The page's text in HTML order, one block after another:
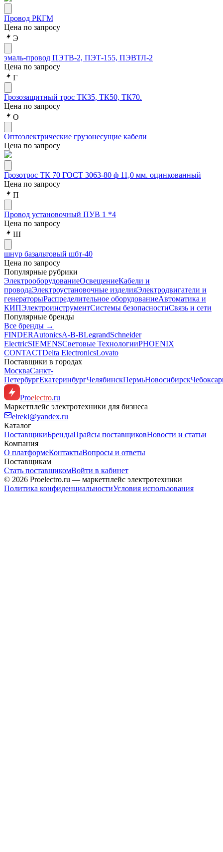
Провод РКГМ
Цена по запросу
Э
эмаль-провод ПЭТВ-2, ПЭТ-155, ПЭВТЛ-2
Цена по запросу
Г
Грозозащитный трос ТК35, ТК50, ТК70.
Цена по запросу
О
Оптоэлектрические грузонесущие кабели
Цена по запросу
Грозотрос ТК 70 ГОСТ 3063-80 ф 11,0 мм. оцинкованный
Цена по запросу
П
Провод установочный ПУВ 1 *4
Цена по запросу
Ш
шнур базальтовый шбт-40
Цена по запросу
Популярные рубрики
ЭлектрооборудованиеОсвещениеКабели и
проводаЭлектроустановочные изделияЭлектродвигатели и
генераторыРаспределительное оборудованиеАвтоматика и
КИПЭлектроинструментСистемы безопасностиСвязь и сети
Популярные бренды
Все бренды →
FINDERAutonicsA-B-BLegrandSchneider
ElectricSIEMENSСветовые ТехнологииPHOENIX
CONTACTDelta ElectronicsLovato
Поставщики в городах
МоскваСанкт-
ПетербургЕкатеринбургЧелябинскПермьНовосибирск
Proelectro.ru
Маркетплейс электротехники для бизнеса
elrekl@yandex.ru
Каталог
ПоставщикиБрендыПрайсы поставщиковНовости и статьи
Компания
О платформеКонтактыВопросы и ответы
Поставщикам
Стать поставщикомВойти в кабинет
© 2026 Proelectro.ru — маркетплейс электротехники
Политика конфиденциальностиУсловия использования